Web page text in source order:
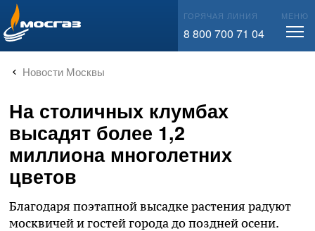
info@mos-gaz.ru ГОРЯЧАЯ ЛИНИЯ
8 800 700 71 04
МЕНЮ
Новости Москвы
На столичных клумбах
высадят более 1,2
миллиона многолетних
цветов
Благодаря поэтапной высадке растения радуют
москвичей и гостей города до поздней осени.